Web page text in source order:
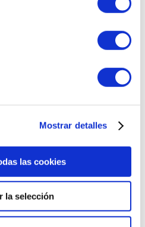
Mostrar detalles
las cookies
la selección
-12%